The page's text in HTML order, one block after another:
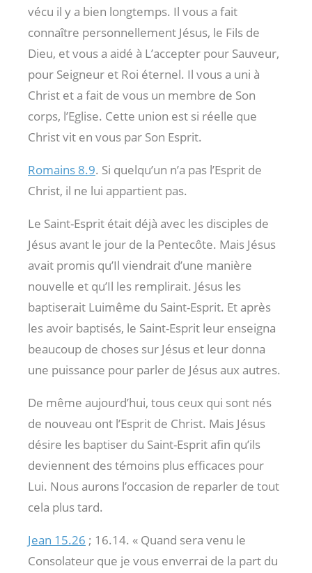
vécu il y a bien longtemps. Il vous a fait
connaître personnellement Jésus, le Fils de
Dieu, et vous a aidé à L’accepter pour Sauveur,
pour Seigneur et Roi éternel. Il vous a uni à
Christ et a fait de vous un membre de Son
corps, l’Eglise. Cette union est si réelle que
Christ vit en vous par Son Esprit.
Romains 8.9. Si quelqu’un n’a pas l’Esprit de
Christ, il ne lui appartient pas.
Le Saint-Esprit était déjà avec les disciples de
Jésus avant le jour de la Pentecôte. Mais Jésus
avait promis qu’Il viendrait d’une manière
nouvelle et qu’Il les remplirait. Jésus les
baptiserait Luimême du Saint-Esprit. Et après
les avoir baptisés, le Saint-Esprit leur enseigna
beaucoup de choses sur Jésus et leur donna
une puissance pour parler de Jésus aux autres.
De même aujourd’hui, tous ceux qui sont nés
de nouveau ont l’Esprit de Christ. Mais Jésus
désire les baptiser du Saint-Esprit afin qu’ils
deviennent des témoins plus efficaces pour
Lui. Nous aurons l’occasion de reparler de tout
cela plus tard.
Jean 15.26 ; 16.14. « Quand sera venu le
Consolateur que je vous enverrai de la part du